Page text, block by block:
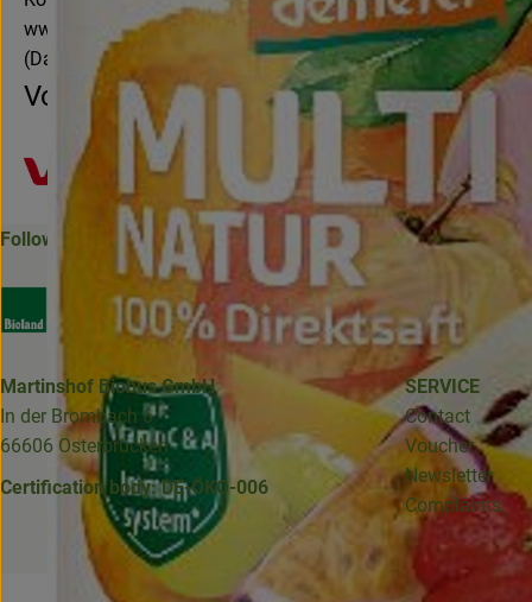
www.voelkeljuice.de
(Daten von Ecoinform)
Voelkel
Follow us
Externer Link zu https://www.bioland.de/verbraucher
Externer Link zu https://www.facebook.com/
Externer Link zu https://www.instagram.com/
Martinshof Biobus GmbH
In der Brombach 6
66606 Osterbrücken
Certification body: DE-ÖKO-006
SERVICE
Contact
Voucher
Newsletter
Complaints